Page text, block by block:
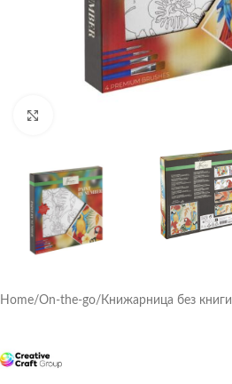
Home/On-the-go/ Книжарница без книги